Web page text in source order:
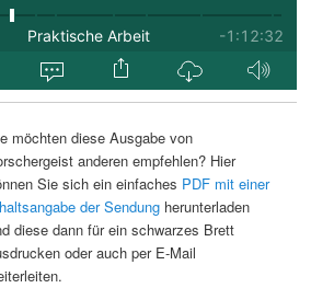
möchten diese Ausgabe von
anderen empfehlen? Hier
Sie sich ein einfaches PDF mit einer
der Sendungherunterladen
diese dann für ein schwarzes Brett
oder auch per E-Mail